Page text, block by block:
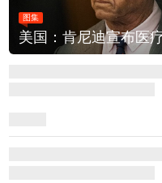
图集
云南普洱：